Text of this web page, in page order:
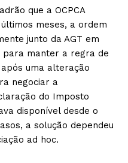
que a OCPCA
meses, a ordem
junto da AGT em
para manter a regra de
uma alteração
negociar a
do Imposto
disponível desde o
a solução dependeu
ad hoc.